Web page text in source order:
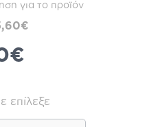
για το προϊόν
επίλεξε